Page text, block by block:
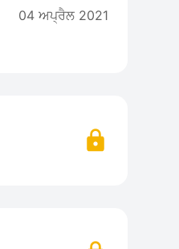
04 ਅਪ੍ਰੈਲ 2021